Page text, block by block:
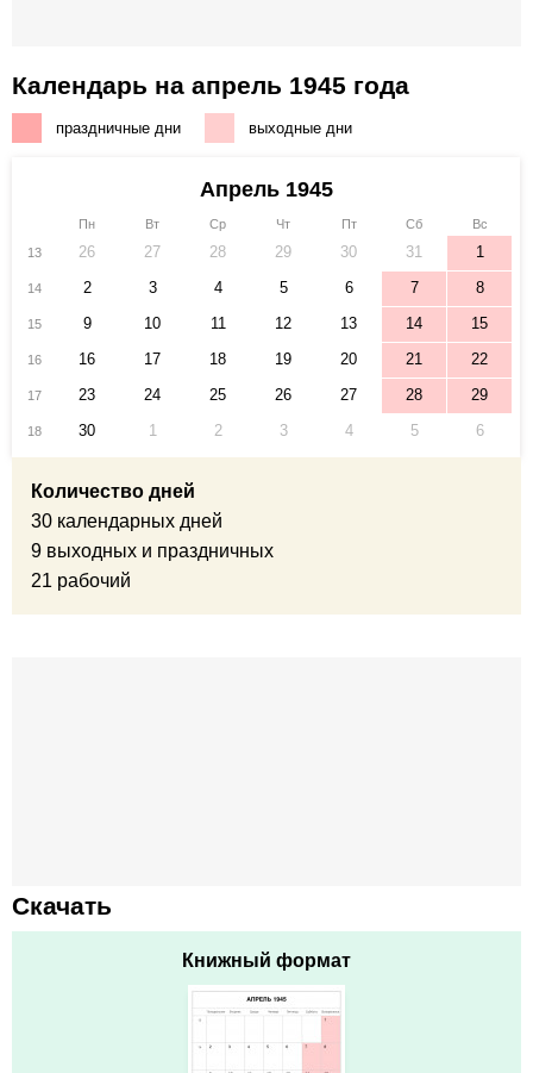
Календарь на апрель 1945 года
праздничные дни выходные дни
Апрель 1945
Пн Вт Ср Чт Пт Сб
Вс
13
26 27 28 29 30 31 1
14 2 3 4 5 6 7 8
15 9 10 11 12 13 14 15
16 16 17 18 19 20 21 22
17 23 24 25 26 27 28 29
18 30 1 2 3 4 5 6
Количество дней
30 календарных дней
9 выходных и праздничных
21 рабочий
Скачать
Книжный формат